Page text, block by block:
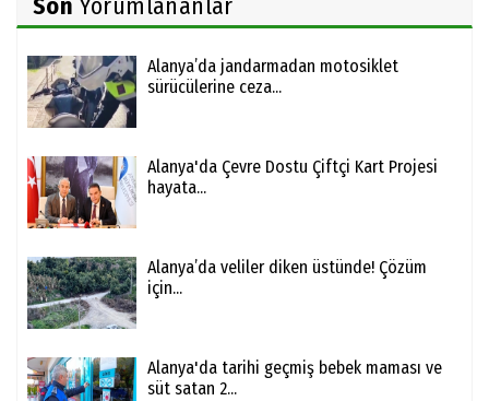
Son Yorumlananlar
Alanya’da jandarmadan motosiklet
sürücülerine ceza...
Alanya'da Çevre Dostu Çiftçi Kart Projesi
hayata...
Alanya’da veliler diken üstünde! Çözüm
için...
Alanya'da tarihi geçmiş bebek maması ve
süt satan 2...